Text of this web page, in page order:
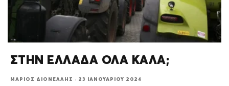
ΣΤΗΝ ΕΛΛΑΔΑ ΟΛΑ ΚΑΛΑ;
ΜΆΡΙΟΣ ΔΙΟΝΈΛΛΗΣ · 23 ΙΑΝΟΥΑΡΊΟΥ 2024